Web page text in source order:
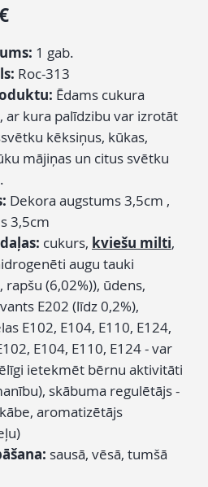
Cena
1 gab.
Roc-313
Ēdams cukura
ar kura palīdzibu var izrotāt
kēksiņus, kūkas,
mājiņas un citus svētku
Dekora augstums 3,5cm ,
3,5cm
cukurs, kviešu milti,
augu tauki
rapšu (6,02%)), ūdens,
E202 (līdz 0,2%),
E102, E104, E110, E124,
E104, E110, E124 - var
ietekmēt bērnu aktivitāti
skābuma regulētājs -
aromatizētājs
sausā, vēsā, tumšā